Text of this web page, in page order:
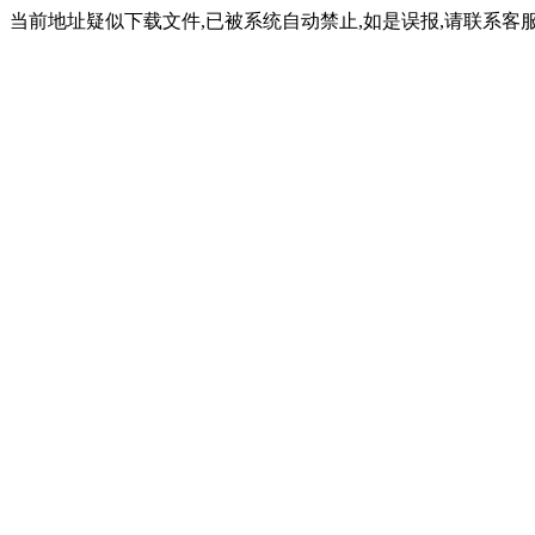
当前地址疑似下载文件,已被系统自动禁止,如是误报,请联系客